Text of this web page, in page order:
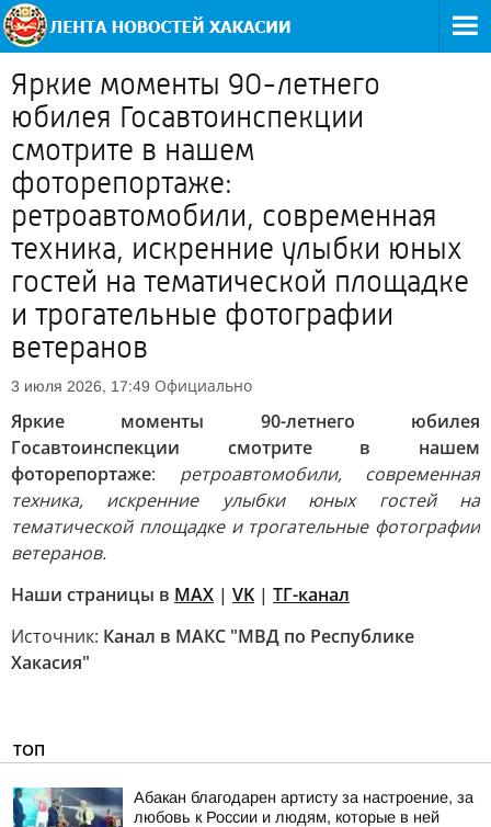
Яркие моменты 90-летнего
юбилея Госавтоинспекции
смотрите в нашем
фоторепортаже:
ретроавтомобили, современная
техника, искренние улыбки юных
гостей на тематической площадке
и трогательные фотографии
ветеранов
3 июля 2026, 17:49 Официально
Яркие моменты 90-летнего юбилея
Госавтоинспекции смотрите в нашем
фоторепортаже: ретроавтомобили, современная
техника, искренние улыбки юных гостей на
тематической площадке и трогательные фотографии
ветеранов.
Наши страницы в MAX | VK | ТГ-канал
Источник: Канал в МАКС "МВД по Республике
Хакасия"
ТОП
Абакан благодарен артисту за настроение, за
любовь к России и людям, которые в ней